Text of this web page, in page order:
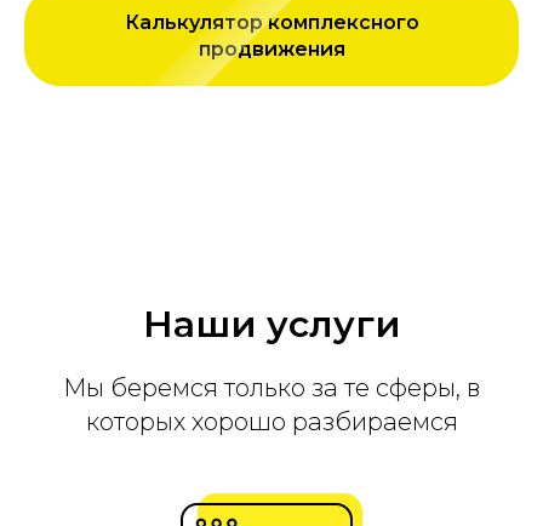
Калькулятор комплексного
продвижения
Наши услуги
Мы беремся только за те сферы, в
которых хорошо разбираемся